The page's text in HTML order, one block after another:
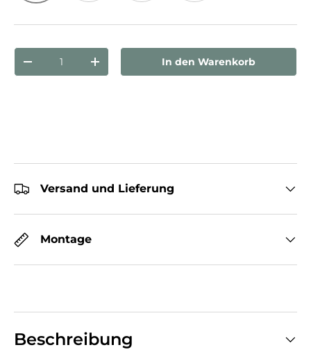
Grau
Anzahl
Menge verringernMenge erhöhenIn den Warenkorb
Versand und Lieferung
Montage
Beschreibung